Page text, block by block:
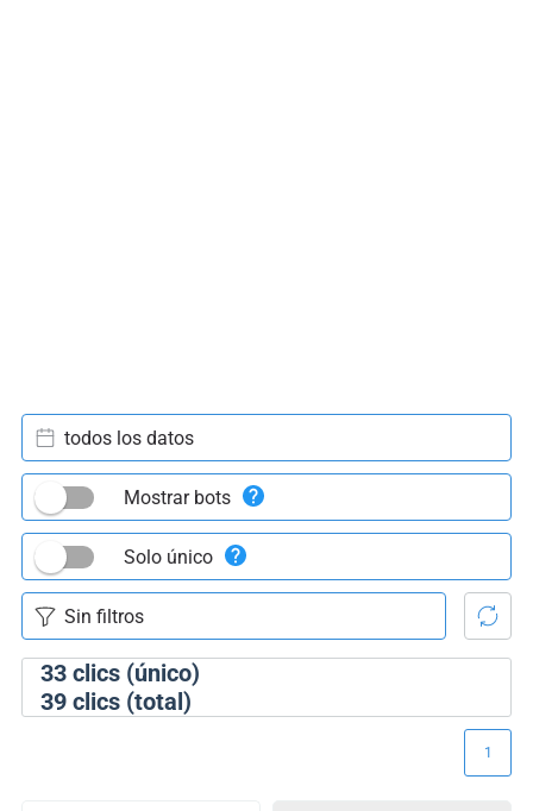
33clics (único)
39clics (total)
todos los datos
Mostrar bots
Solo único
1